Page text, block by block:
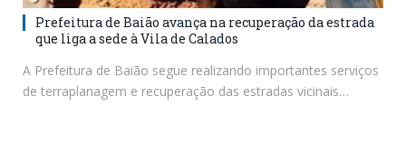
Prefeitura de Baião avança na recuperação da estrada
que liga a sede à Vila de Calados
A Prefeitura de Baião segue realizando importantes serviços
de terraplanagem e recuperação das estradas vicinais…